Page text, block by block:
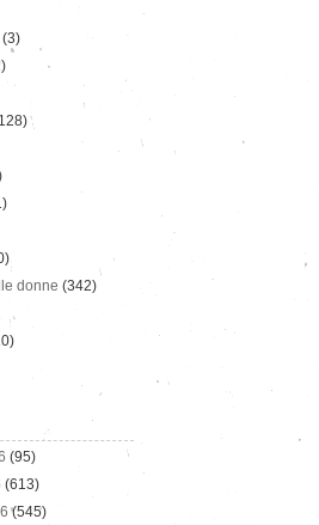
(3)
donne (342)
(95)
(613)
(545)